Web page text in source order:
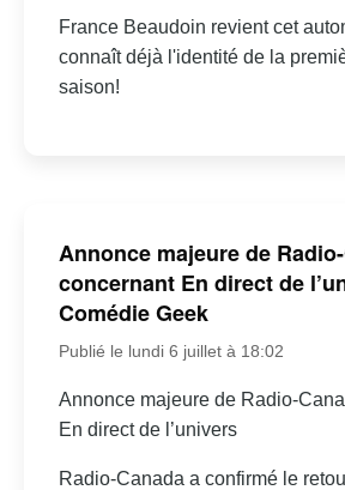
France Beaudoin revient cet
connaît déjà l'identité de la
saison!
Annonce majeure de
concernant En direct de
Comédie Geek
Publié le lundi 6 juillet à 18:02
Annonce majeure de Radio-
En direct de l’univers
Radio-Canada a confirmé le